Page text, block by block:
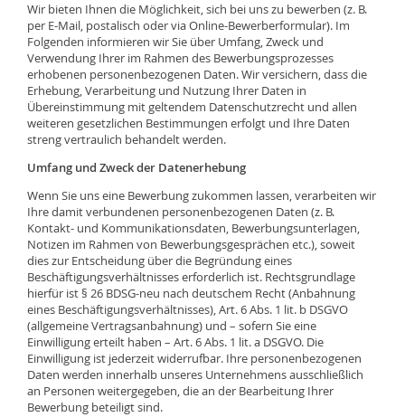
Wir bieten Ihnen die Möglichkeit, sich bei uns zu bewerben (z. B.
per E-Mail, postalisch oder via Online-Bewerberformular). Im
Folgenden informieren wir Sie über Umfang, Zweck und
Verwendung Ihrer im Rahmen des Bewerbungsprozesses
erhobenen personenbezogenen Daten. Wir versichern, dass die
Erhebung, Verarbeitung und Nutzung Ihrer Daten in
Übereinstimmung mit geltendem Datenschutzrecht und allen
weiteren gesetzlichen Bestimmungen erfolgt und Ihre Daten
streng vertraulich behandelt werden.
Umfang und Zweck der Datenerhebung
Wenn Sie uns eine Bewerbung zukommen lassen, verarbeiten wir
Ihre damit verbundenen personenbezogenen Daten (z. B.
Kontakt- und Kommunikationsdaten, Bewerbungsunterlagen,
Notizen im Rahmen von Bewerbungsgesprächen etc.), soweit
dies zur Entscheidung über die Begründung eines
Beschäftigungsverhältnisses erforderlich ist. Rechtsgrundlage
hierfür ist § 26 BDSG-neu nach deutschem Recht (Anbahnung
eines Beschäftigungsverhältnisses), Art. 6 Abs. 1 lit. b DSGVO
(allgemeine Vertragsanbahnung) und – sofern Sie eine
Einwilligung erteilt haben – Art. 6 Abs. 1 lit. a DSGVO. Die
Einwilligung ist jederzeit widerrufbar. Ihre personenbezogenen
Daten werden innerhalb unseres Unternehmens ausschließlich
an Personen weitergegeben, die an der Bearbeitung Ihrer
Bewerbung beteiligt sind.